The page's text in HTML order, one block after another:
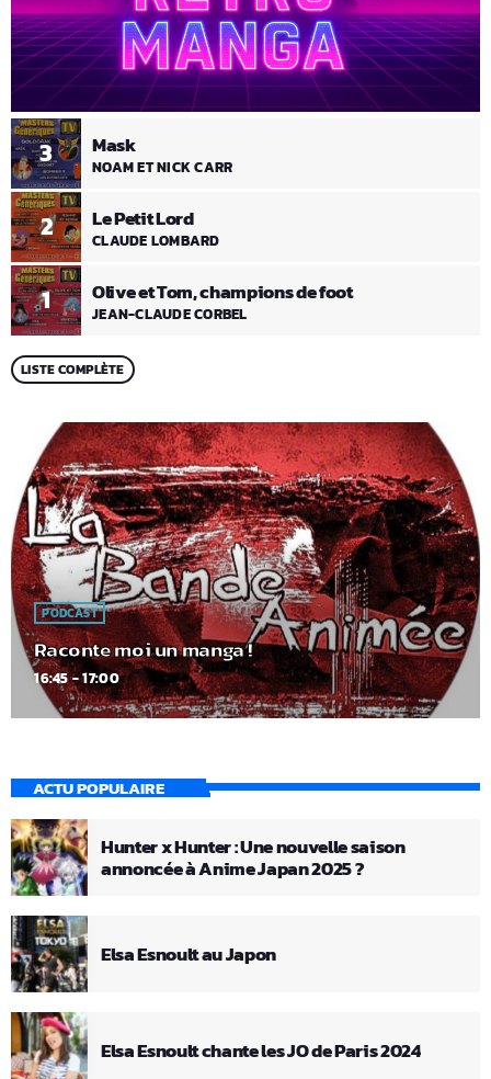
1 Olive et Tom, champions de foot
JEAN-CLAUDE CORBEL
2 Le Petit Lord
CLAUDE LOMBARD
3 Mask
NOAM ET NICK CARR
LISTE COMPLÈTE
PODCAST
Raconte moi un manga !
16:45 - 17:00
ACTU POPULAIRE
Hunter x Hunter : Une nouvelle saison
annoncée à Anime Japan 2025 ?
Elsa Esnoult au Japon
Elsa Esnoult chante les JO de Paris 2024